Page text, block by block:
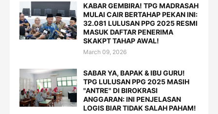
KABAR GEMBIRA! TPG MADRASAH
MULAI CAIR BERTAHAP PEKAN INI:
32.081 LULUSAN PPG 2025 RESMI
MASUK DAFTAR PENERIMA
SKAKPT TAHAP AWAL!
March 09, 2026
SABAR YA, BAPAK & IBU GURU!
TPG LULUSAN PPG 2025 MASIH
"ANTRE" DI BIROKRASI
ANGGARAN: INI PENJELASAN
LOGIS BIAR TIDAK SALAH PAHAM!